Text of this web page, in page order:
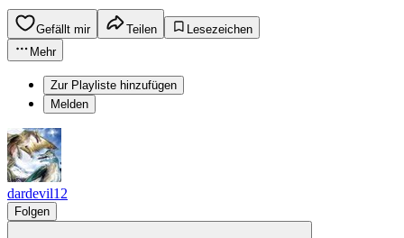
Gefällt mir Teilen
Lesezeichen
Mehr
Zur Playliste hinzufügen
Melden
dardevil12
Folgen